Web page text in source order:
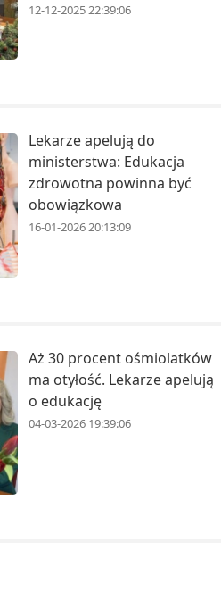
12-12-2025 22:39:06
Lekarze apelują do
ministerstwa: Edukacja
zdrowotna powinna być
obowiązkowa
16-01-2026 20:13:09
Aż 30 procent ośmiolatków
ma otyłość. Lekarze apelują
o edukację
04-03-2026 19:39:06